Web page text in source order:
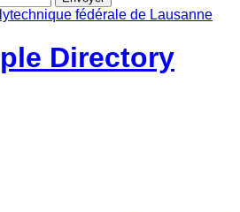
Directory